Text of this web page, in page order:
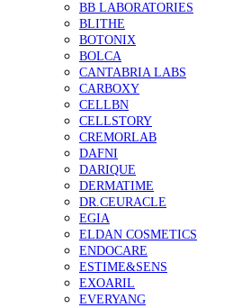
BB LABORATORIES
BLITHE
BOTONIX
BOLCA
CANTABRIA LABS
CARBOXY
CELLBN
CELLSTORY
CREMORLAB
DAFNI
DARIQUE
DERMATIME
DR.CEURACLE
EGIA
ELDAN COSMETICS
ENDOCARE
ESTIME&SENS
EXOARIL
EVERYANG